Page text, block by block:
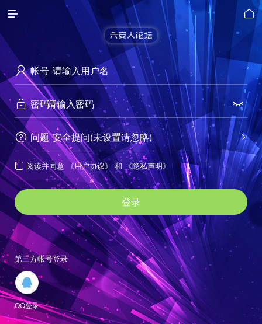
 
 帐号
 密码 
 问题 
安全提问(未设置请忽略)
 阅读并同意 《用户协议》 和 《隐私声明》
登录
第三方帐号登录

QQ登录